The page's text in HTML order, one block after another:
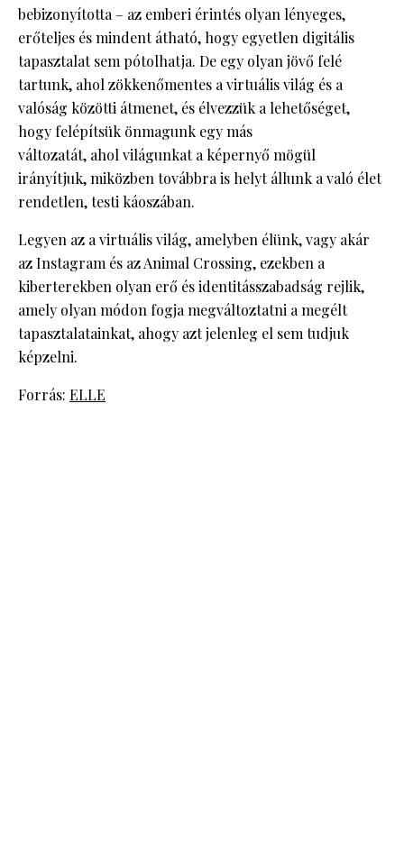
bebizonyította – az emberi érintés olyan lényeges,
erőteljes és mindent átható, hogy egyetlen digitális
tapasztalat sem pótolhatja. De egy olyan jövő felé
tartunk, ahol zökkenőmentes a virtuális világ és a
valóság közötti átmenet, és élvezzük a lehetőséget,
hogy felépítsük önmagunk egy más
változatát, ahol világunkat a képernyő mögül
irányítjuk, miközben továbbra is helyt állunk a való élet
rendetlen, testi káoszában.
Legyen az a virtuális világ, amelyben élünk, vagy akár
az Instagram és az Animal Crossing, ezekben a
kiberterekben olyan erő és identitásszabadság rejlik,
amely olyan módon fogja megváltoztatni a megélt
tapasztalatainkat, ahogy azt jelenleg el sem tudjuk
képzelni.
Forrás: ELLE